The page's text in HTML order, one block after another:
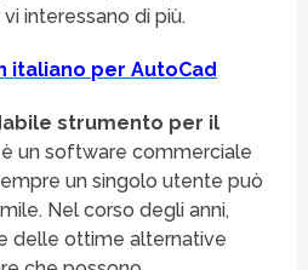
interessano di più.
italiano per AutoCad
strumento per il
è un software commerciale
un singolo utente può
Nel corso degli anni,
delle ottime alternative